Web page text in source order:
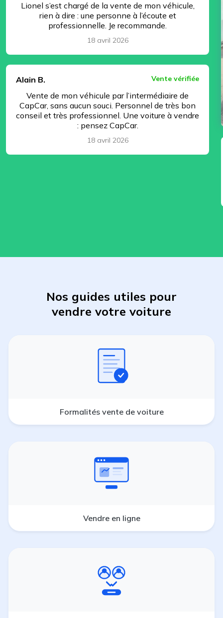
Lionel s’est chargé de la vente de mon véhicule,
rien à dire : une personne à l’écoute et
professionnelle. Je recommande.
18 avril 2026
Alain B. Vente vérifiée
Vente de mon véhicule par l’intermédiaire de
CapCar, sans aucun souci. Personnel de très bon
conseil et très professionnel. Une voiture à vendre
: pensez CapCar.
18 avril 2026
Nos guides utiles pour
vendre votre voiture
Formalités vente de voiture
Vendre en ligne